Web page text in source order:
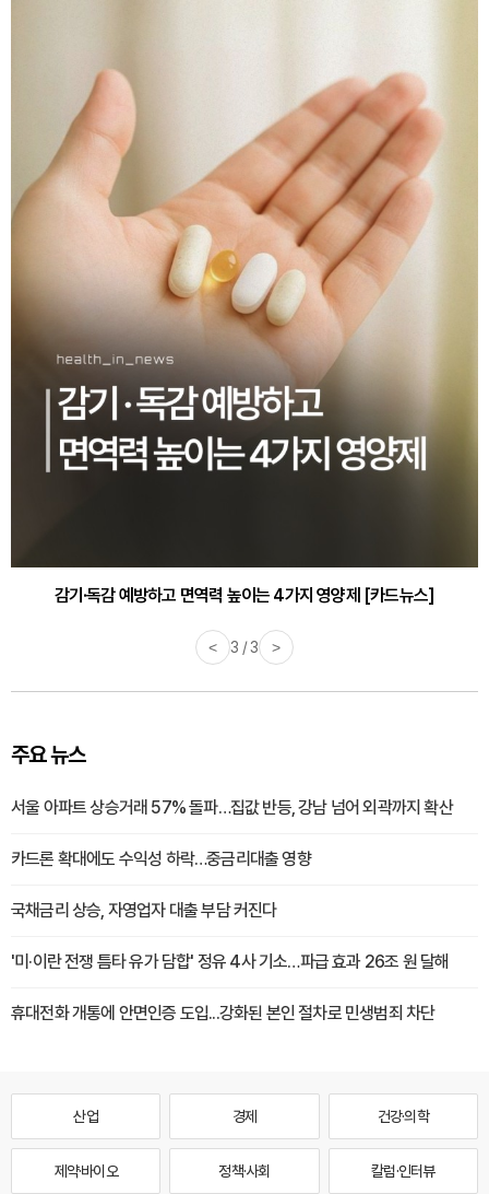
감기·독감 예방하고 면역력 높이는 4가지 영양제 [카드뉴스]
< 3 / 3 >
주요 뉴스
서울 아파트 상승거래 57% 돌파…집값 반등, 강남 넘어 외곽까지 확산
카드론 확대에도 수익성 하락…중금리대출 영향
국채금리 상승, 자영업자 대출 부담 커진다
'미·이란 전쟁 틈타 유가 담합' 정유 4사 기소…파급 효과 26조 원 달해
휴대전화 개통에 안면인증 도입...강화된 본인 절차로 민생범죄 차단
산업 경제 건강·의학
제약·바이오 정책·사회 칼럼·인터뷰